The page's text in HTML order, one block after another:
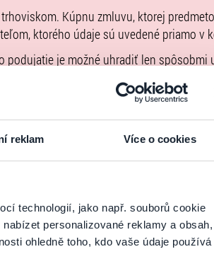
reklam Více o cookies
technologií, jako např. souborů cookie
personalizované reklamy a obsah,
ohledně toho, kdo vaše údaje používá
priestor na balkóne klubu s dobrým
priestor, prosecco na každý stôl a
Kúpnu zmluvu, ktorej
ktorého údaje sú uvedené priamo v
podujatie je možné uhradiť len spôsobmi
. Upozorňujeme, že kúpne ceny
prostredníctvom Poukazov GoOut, ani
. Poukazy GoOut
goout.net
, ak tam nie je uvedené inak.
ods. 1 písm. e) nariadenia EÚ 2022/2065
, iba výrobky alebo
únie. Príslušné informácie a kontakty